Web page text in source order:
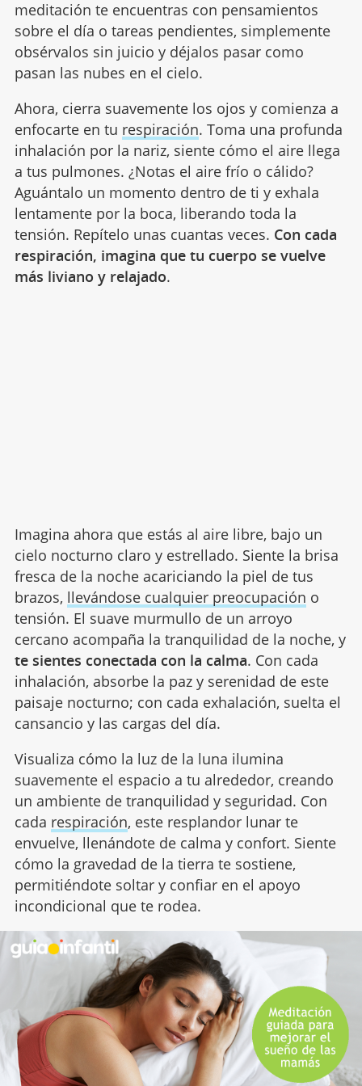
meditación te encuentras con pensamientos
sobre el día o tareas pendientes, simplemente
obsérvalos sin juicio y déjalos pasar como
pasan las nubes en el cielo.
Ahora, cierra suavemente los ojos y comienza a
enfocarte en tu respiración. Toma una profunda
inhalación por la nariz, siente cómo el aire llega
a tus pulmones. ¿Notas el aire frío o cálido?
Aguántalo un momento dentro de ti y exhala
lentamente por la boca, liberando toda la
tensión. Repítelo unas cuantas veces. Con cada
respiración, imagina que tu cuerpo se vuelve
más liviano y relajado.
Imagina ahora que estás al aire libre, bajo un
cielo nocturno claro y estrellado. Siente la brisa
fresca de la noche acariciando la piel de tus
brazos, llevándose cualquier preocupación o
tensión. El suave murmullo de un arroyo
cercano acompaña la tranquilidad de la noche, y
te sientes conectada con la calma. Con cada
inhalación, absorbe la paz y serenidad de este
paisaje nocturno; con cada exhalación, suelta el
cansancio y las cargas del día.
Visualiza cómo la luz de la luna ilumina
suavemente el espacio a tu alrededor, creando
un ambiente de tranquilidad y seguridad. Con
cada respiración, este resplandor lunar te
envuelve, llenándote de calma y confort. Siente
cómo la gravedad de la tierra te sostiene,
permitiéndote soltar y confiar en el apoyo
incondicional que te rodea.